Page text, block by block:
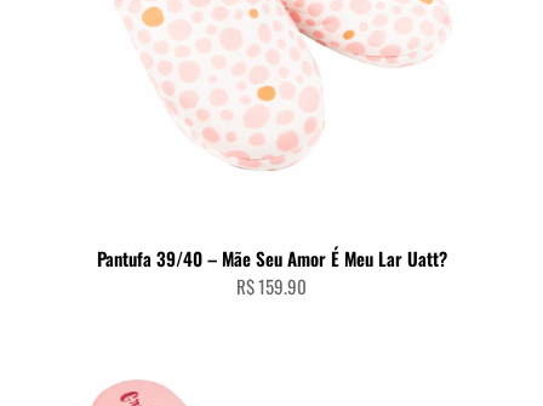
Pantufa 39/40 – Mãe Seu Amor É Meu Lar Uatt?
R$159.90